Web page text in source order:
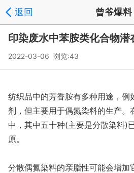
返回 曾爷爆料
印染废水中苯胺类化合物潜
2022-03-06 浏览:43
纺织品中的芳香胺有多种用途，例
剂，但主要用于偶氮染料的生产。
中，其中五十种(主要是分散染料)
原。
分散偶氮染料的亲脂性可能会增加